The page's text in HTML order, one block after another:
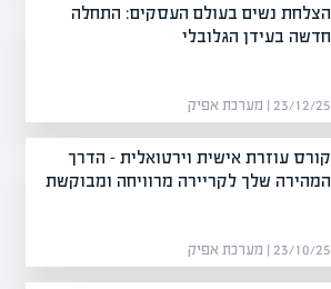
הצלחת נשים בעולם העסקים: התחלה
חדשה בעידן הגלובלי
23/12/25 | מערכת אפיק
קורס עוזרת אישית וירטואלית – הדרך
המהירה שלך לקריירה מרוויחה ומבוקשת
23/10/25 | מערכת אפיק